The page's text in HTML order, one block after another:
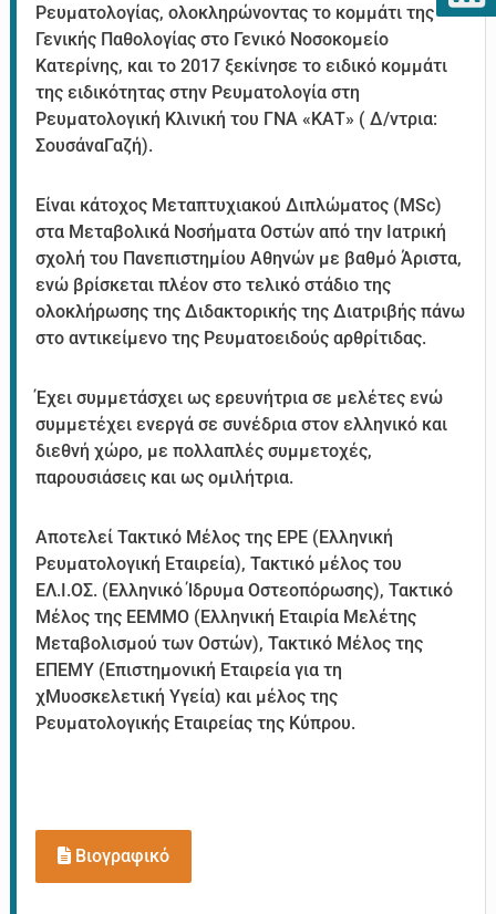
Ρευματολογίας, ολοκληρώνοντας το κομμάτι της
Γενικής Παθολογίας στο Γενικό Νοσοκομείο
Κατερίνης, και το 2017 ξεκίνησε το ειδικό κομμάτι
της ειδικότητας στην Ρευματολογία στη
Ρευματολογική Κλινική του ΓΝΑ «ΚΑΤ» ( Δ/ντρια:
ΣουσάναΓαζή).
Είναι κάτοχος Μεταπτυχιακού Διπλώματος (MSc)
στα Μεταβολικά Νοσήματα Οστών από την Ιατρική
σχολή του Πανεπιστημίου Αθηνών με βαθμό Άριστα,
ενώ βρίσκεται πλέον στο τελικό στάδιο της
ολοκλήρωσης της Διδακτορικής της Διατριβής πάνω
στο αντικείμενο της Ρευματοειδούς αρθρίτιδας.
Έχει συμμετάσχει ως ερευνήτρια σε μελέτες ενώ
συμμετέχει ενεργά σε συνέδρια στον ελληνικό και
διεθνή χώρο, με πολλαπλές συμμετοχές,
παρουσιάσεις και ως ομιλήτρια.
Αποτελεί Τακτικό Μέλος της ΕΡΕ (Ελληνική
Ρευματολογική Εταιρεία), Τακτικό μέλος του
ΕΛ.Ι.ΟΣ. (Ελληνικό Ίδρυμα Οστεοπόρωσης), Τακτικό
Μέλος της ΕΕΜΜΟ (Ελληνική Εταιρία Μελέτης
Μεταβολισμού των Οστών), Τακτικό Μέλος της
ΕΠΕΜΥ (Επιστημονική Εταιρεία για τη
χΜυοσκελετική Υγεία) και μέλος της
Ρευματολογικής Εταιρείας της Κύπρου.
Βιογραφικό